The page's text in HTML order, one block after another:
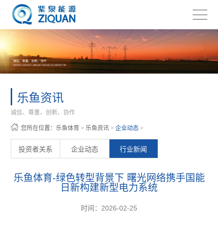
乐鱼资讯
诚信、尊重、创新、协作
您所在位置：乐鱼体育 >乐鱼资讯 >企业动态 >
投资者关系 企业动态 行业新闻
乐鱼体育-绿色转型背景下 曙光网络携手国能
日新构建新型电力系统
时间：2026-02-25